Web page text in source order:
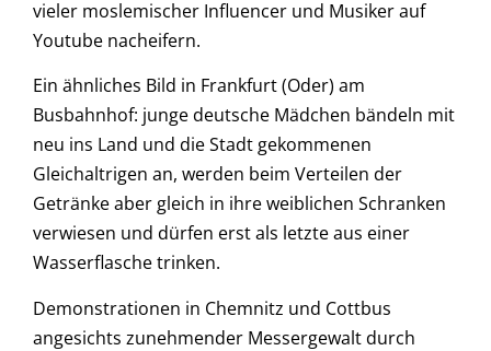
vieler moslemischer Influencer und Musiker auf
Youtube nacheifern.
Ein ähnliches Bild in Frankfurt (Oder) am
Busbahnhof: junge deutsche Mädchen bändeln mit
neu ins Land und die Stadt gekommenen
Gleichaltrigen an, werden beim Verteilen der
Getränke aber gleich in ihre weiblichen Schranken
verwiesen und dürfen erst als letzte aus einer
Wasserflasche trinken.
Demonstrationen in Chemnitz und Cottbus
angesichts zunehmender Messergewalt durch